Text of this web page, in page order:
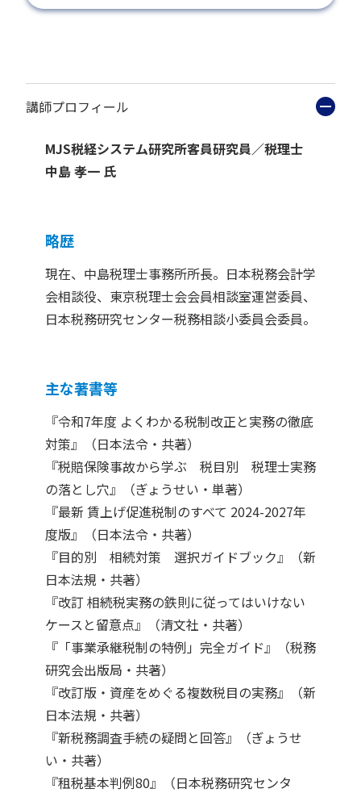
講師プロフィール
MJS税経システム研究所客員研究員／税理士
中島 孝一 氏
略歴
現在、中島税理士事務所所長。日本税務会計学
会相談役、東京税理士会会員相談室運営委員、
日本税務研究センター税務相談小委員会委員。
主な著書等
『令和7年度 よくわかる税制改正と実務の徹底
対策』（日本法令・共著）
『税賠保険事故から学ぶ 税目別 税理士実務
の落とし穴』（ぎょうせい・単著）
『最新 賃上げ促進税制のすべて 2024-2027年
度版』（日本法令・共著）
『目的別 相続対策 選択ガイドブック』（新
日本法規・共著）
『改訂 相続税実務の鉄則に従ってはいけない
ケースと留意点』（清文社・共著）
『「事業承継税制の特例」完全ガイド』（税務
研究会出版局・共著）
『改訂版・資産をめぐる複数税目の実務』（新
日本法規・共著）
『新税務調査手続の疑問と回答』（ぎょうせ
い・共著）
『租税基本判例80』（日本税務研究センタ